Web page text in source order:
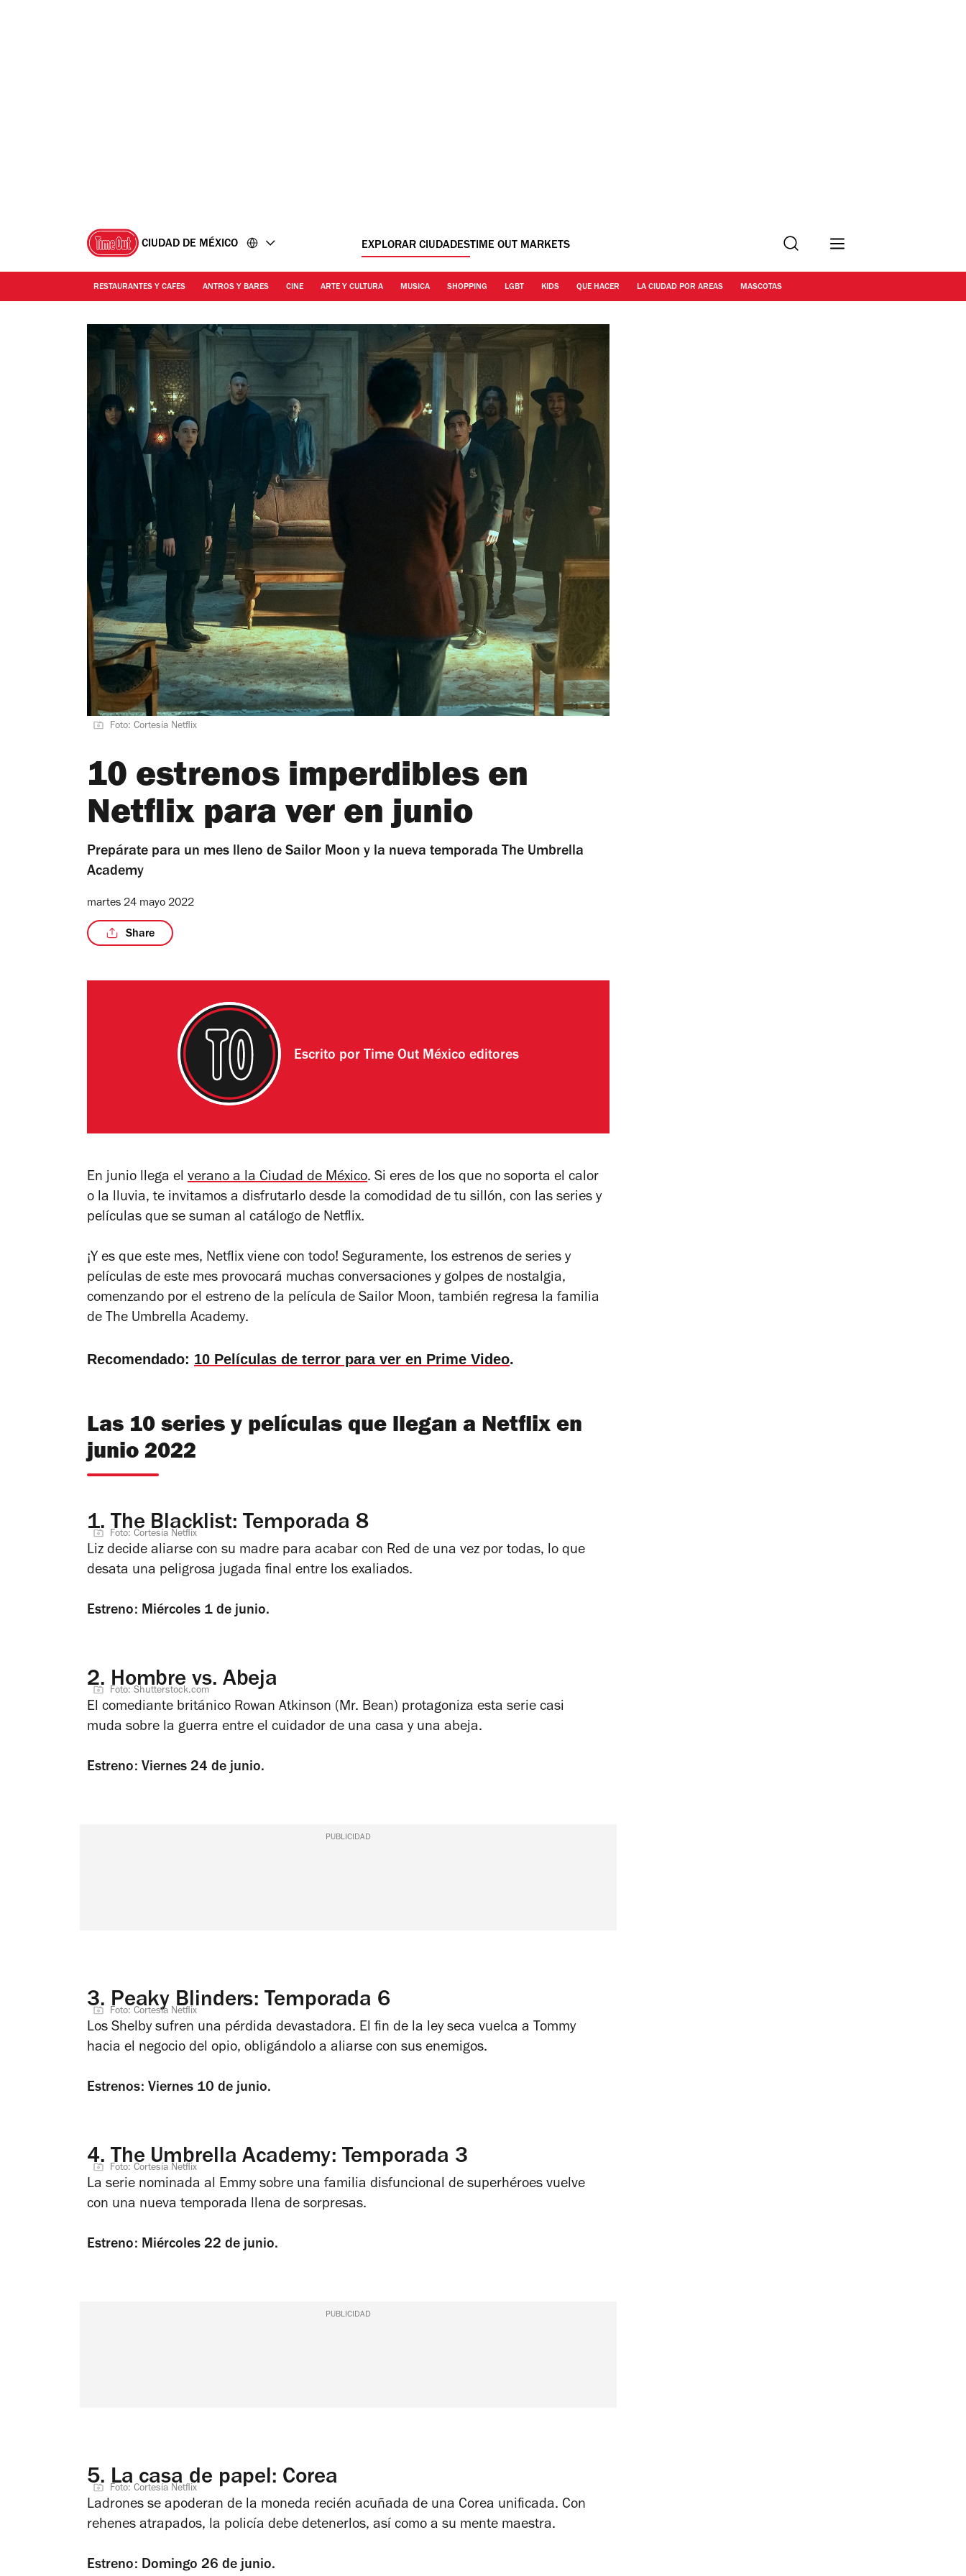
CIUDAD DE MÉXICO EXPLORAR CIUDADESTIME OUT MARKETS Buscar
RESTAURANTES Y CAFES ANTROS Y BARES CINE ARTE Y CULTURA MUSICA SHOPPING LGBT KIDS QUE HACER LA CIUDAD POR AREAS MASCOTAS
Foto: Cortesía Netflix
10 estrenos imperdibles en
Netflix para ver en junio
Prepárate para un mes lleno de Sailor Moon y la nueva temporada The Umbrella
Academy
martes 24 mayo 2022
Share
Escrito por Time Out México editores
En junio llega el verano a la Ciudad de México. Si eres de los que no soporta el calor
o la lluvia, te invitamos a disfrutarlo desde la comodidad de tu sillón, con las series y
películas que se suman al catálogo de Netflix.
¡Y es que este mes, Netflix viene con todo! Seguramente, los estrenos de series y
películas de este mes provocará muchas conversaciones y golpes de nostalgia,
comenzando por el estreno de la película de Sailor Moon, también regresa la familia
de The Umbrella Academy.
Recomendado: 10 Películas de terror para ver en Prime Video.
Las 10 series y películas que llegan a Netflix en
junio 2022
1. The Blacklist: Temporada 8
Foto: Cortesía Netflix
Liz decide aliarse con su madre para acabar con Red de una vez por todas, lo que
desata una peligrosa jugada final entre los exaliados.
Estreno: Miércoles 1 de junio.
2. Hombre vs. Abeja
Foto: Shutterstock.com
El comediante británico Rowan Atkinson (Mr. Bean) protagoniza esta serie casi
muda sobre la guerra entre el cuidador de una casa y una abeja.
Estreno: Viernes 24 de junio.
PUBLICIDAD
3. Peaky Blinders: Temporada 6
Foto: Cortesía Netflix
Los Shelby sufren una pérdida devastadora. El fin de la ley seca vuelca a Tommy
hacia el negocio del opio, obligándolo a aliarse con sus enemigos.
Estrenos: Viernes 10 de junio.
4. The Umbrella Academy: Temporada 3
Foto: Cortesía Netflix
La serie nominada al Emmy sobre una familia disfuncional de superhéroes vuelve
con una nueva temporada llena de sorpresas.
Estreno: Miércoles 22 de junio.
PUBLICIDAD
5. La casa de papel: Corea
Foto: Cortesía Netflix
Ladrones se apoderan de la moneda recién acuñada de una Corea unificada. Con
rehenes atrapados, la policía debe detenerlos, así como a su mente maestra.
Estreno: Domingo 26 de junio.